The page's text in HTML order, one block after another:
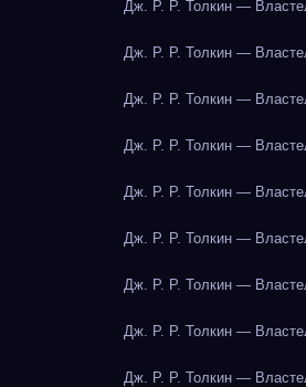
Дж. Р. Р. Толкин —
Дж. Р. Р. Толкин —
Дж. Р. Р. Толкин —
Дж. Р. Р. Толкин —
Дж. Р. Р. Толкин —
Дж. Р. Р. Толкин —
Дж. Р. Р. Толкин —
Дж. Р. Р. Толкин —
Дж. Р. Р. Толкин —